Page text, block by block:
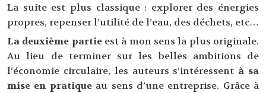
La suite est plus classique : explorer des énergies
propres, repenser l’utilité de l’eau, des déchets, etc…
La deuxième partieest à mon sens la plus originale.
Au lieu de terminer sur les belles ambitions de
l’économie circulaire, les auteurs s’intéressent à sa
mise en pratiqueau sens d’une entreprise. Grâce à